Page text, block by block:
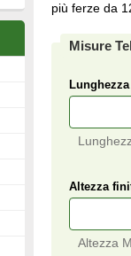
più ferze da
Misure
Altezza
Altezza